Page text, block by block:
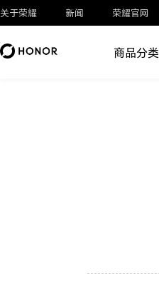
关于荣耀 新闻 荣耀官网
商品分类